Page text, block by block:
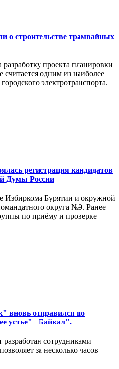
о строительстве трамвайных
проекта планировки
считается одним из наиболее
электротранспорта.
регистрация кандидатов
Думы России
Избиркома Бурятии и окружной
округа №9. Ранее
по приёму и проверке
вновь отправился по
устье" - Байкал".
сотрудниками
за несколько часов